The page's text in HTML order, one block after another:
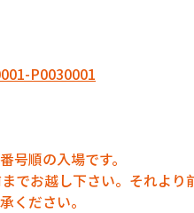
P0030001
号順の入場です。
でお越し下さい。それより
ください。